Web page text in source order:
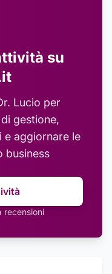
su
Lucio per
gestione,
e aggiornare le
business
recensioni